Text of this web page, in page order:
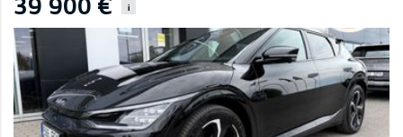
i